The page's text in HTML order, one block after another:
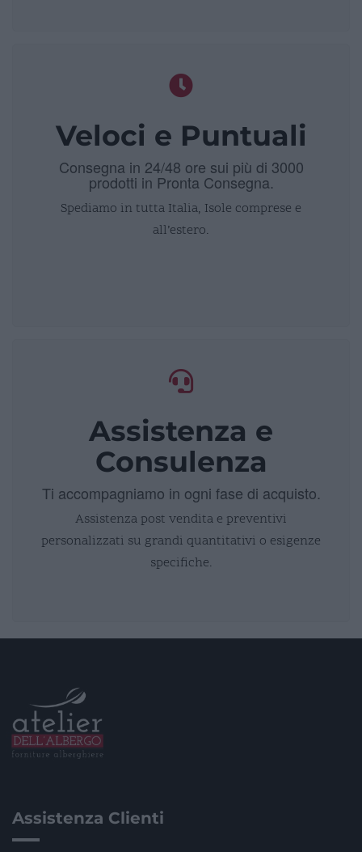
Veloci e Puntuali
Consegna in 24/48 ore sui più di 3000
prodotti in Pronta Consegna.
Spediamo in tutta Italia, Isole comprese e
all’estero.
Assistenza e
Consulenza
Ti accompagniamo in ogni fase di acquisto.
Assistenza post vendita e preventivi
personalizzati su grandi quantitativi o esigenze
specifiche.
Assistenza Clienti